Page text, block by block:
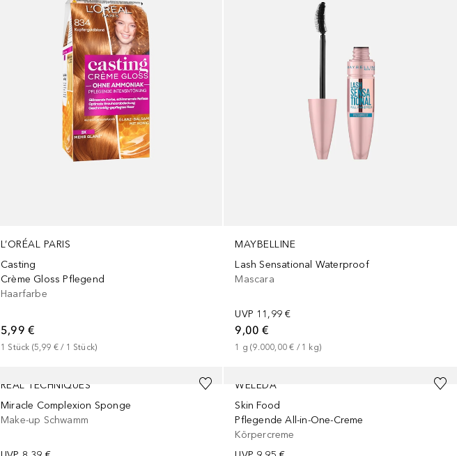
L’ORÉAL PARIS
Casting
Crème Gloss Pflegend
Haarfarbe
5,99 €
1 Stück (5,99 € / 1 Stück)
MAYBELLINE
Lash Sensational Waterproof
Mascara
UVP 11,99 €
9,00 €
1 g (9.000,00 € / 1 kg)
REAL TECHNIQUES
Miracle Complexion Sponge
Make-up Schwamm
WELEDA
Skin Food
Pflegende All-in-One-Creme
Körpercreme
2 Größen